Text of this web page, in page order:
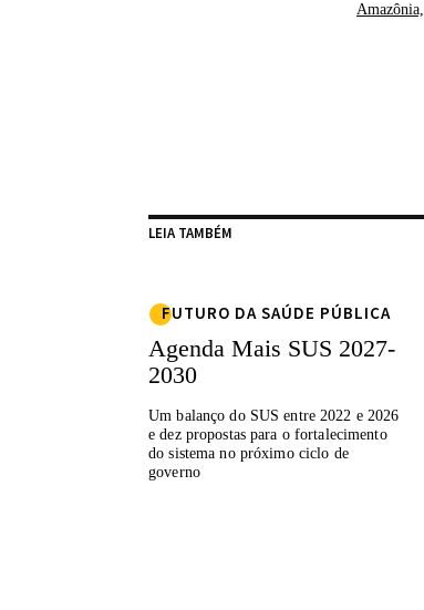
Amazônia,
LEIA TAMBÉM
FUTURO DA SAÚDE PÚBLICA
Agenda Mais SUS 2027-
2030
Um balanço do SUS entre 2022 e 2026
e dez propostas para o fortalecimento
do sistema no próximo ciclo de
governo